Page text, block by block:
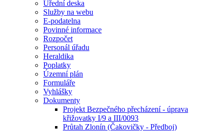
Úřední deska
Služby na webu
E-podatelna
Povinné informace
Rozpočet
Personál úřadu
Heraldika
Poplatky
Územní plán
Formuláře
Vyhlášky
Dokumenty
Projekt Bezpečného přecházení - úprava
křižovatky I/9 a III/0093
Průtah Zlonín (Čakovičky - Předboj)